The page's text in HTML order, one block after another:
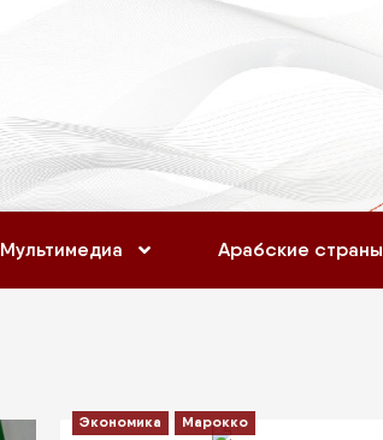
Мультимедиа Арабские страны
Экономика Марокко